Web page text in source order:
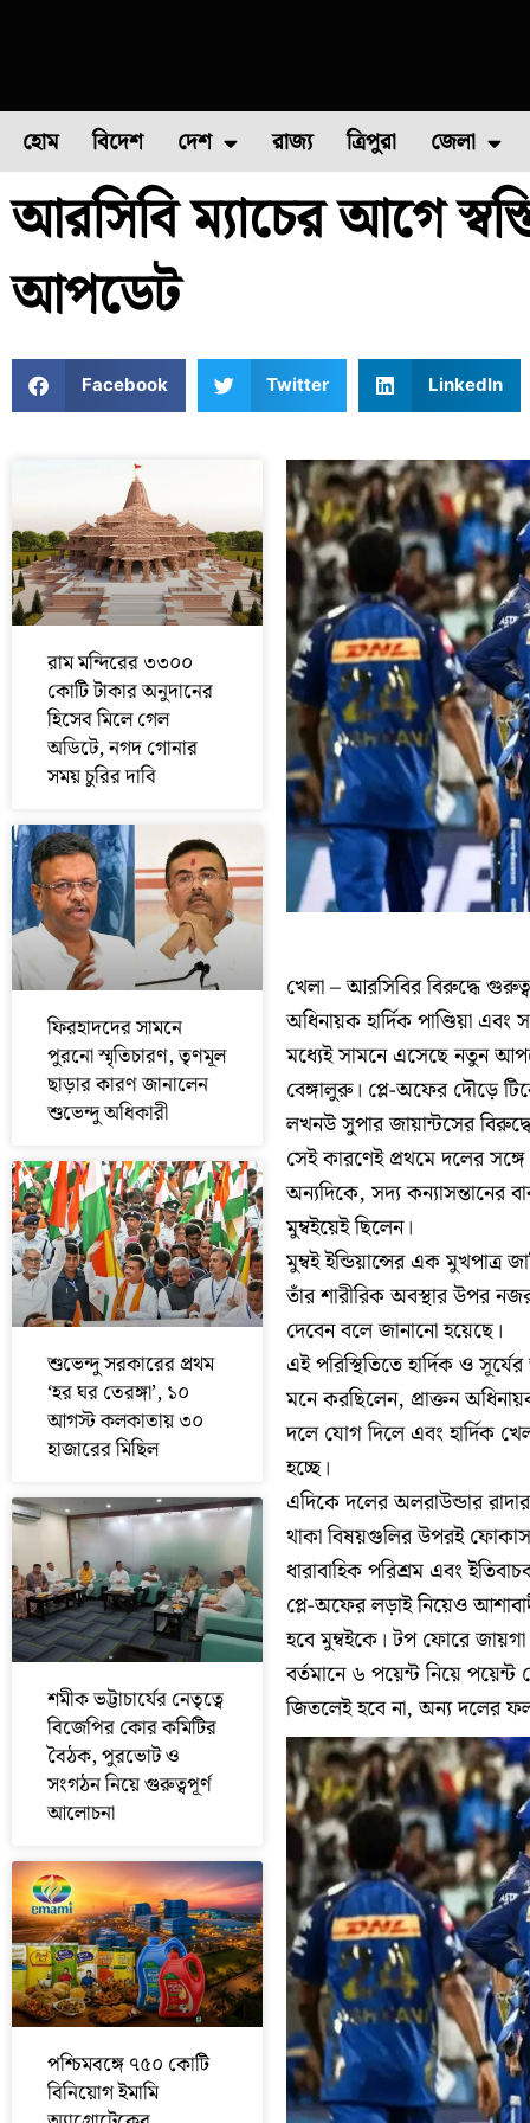
হোম বিদেশ দেশ
ফুল চাষ ফল চাষ মাছ চাষ পোল্ট্রি
রাজ্য ত্রিপুরা জেলা
উত্তর ২৪
আরসিবি ম্যাচের আগে
আপডেট
Facebook Twitter LinkedIn
রাম মন্দিরের ৩৩০০
কোটি টাকার অনুদানের
হিসেব মিলে গেল
অডিটে, নগদ গোনার
সময় চুরির দাবি
ফিরহাদদের সামনে
পুরনো স্মৃতিচারণ, তৃণমূল
ছাড়ার কারণ জানালেন
শুভেন্দু অধিকারী
শুভেন্দু সরকারের প্রথম
‘হর ঘর তেরঙ্গা’, ১০
আগস্ট কলকাতায় ৩০
হাজারের মিছিল
শমীক ভট্টাচার্যের নেতৃত্বে
বিজেপির কোর কমিটির
বৈঠক, পুরভোট ও
সংগঠন নিয়ে গুরুত্বপূর্ণ
আলোচনা
পশ্চিমবঙ্গে ৭৫০ কোটি
বিনিয়োগ ইমামি
খেলা – আরসিবির বিরুদ্ধে
অধিনায়ক হার্দিক পাণ্ডিয়া
মধ্যেই সামনে এসেছে নতুন
বেঙ্গালুরু। প্লে-অফের দৌড়ে
লখনউ সুপার জায়ান্টসের
সেই কারণেই প্রথমে দলের
অন্যদিকে, সদ্য কন্যাসন্তানের
মুম্বইয়েই ছিলেন।
মুম্বই ইন্ডিয়ান্সের এক মুখপাত্র
তাঁর শারীরিক অবস্থার উপর
দেবেন বলে জানানো হয়েছে।
এই পরিস্থিতিতে হার্দিক ও
মনে করছিলেন, প্রাক্তন
দলে যোগ দিলে এবং হার্দিক
হচ্ছে।
এদিকে দলের অলরাউন্ডার
থাকা বিষয়গুলির উপরই ফোকাস
ধারাবাহিক পরিশ্রম এবং
প্লে-অফের লড়াই নিয়েও
হবে মুম্বইকে। টপ ফোরে জায়গা
বর্তমানে ৬ পয়েন্ট নিয়ে পয়েন্ট
জিতলেই হবে না, অন্য দলের